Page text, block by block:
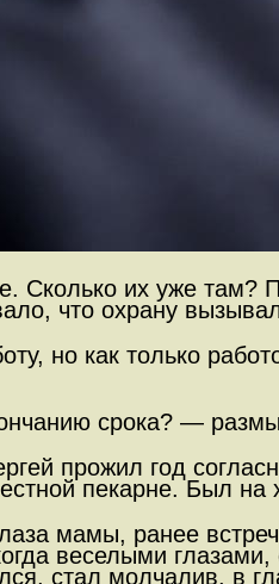
Сколько их уже там?
что охрану
но как только
срока? —
прожил год
пекарне. Был на
мамы, ранее
веселыми
стал молчалив, в